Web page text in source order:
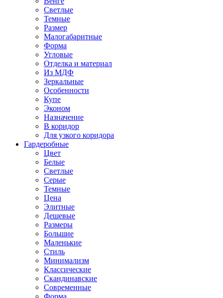
Светлые
Темные
Размер
Малогабаритные
Форма
Угловые
Отделка и материал
Из МДФ
Зеркальные
Особенности
Купе
Эконом
Назначение
В коридор
Для узкого коридора
Гардеробные
Цвет
Белые
Светлые
Серые
Темные
Цена
Элитные
Дешевые
Размеры
Большие
Маленькие
Стиль
Минимализм
Классические
Скандинавские
Современные
Форма